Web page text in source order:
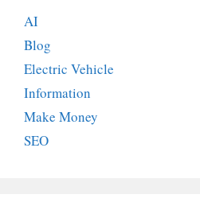
AI
Blog
Electric Vehicle
Information
Make Money
SEO